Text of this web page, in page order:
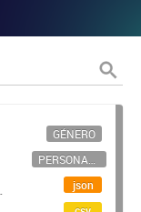
GÉNERO
PERSONAL CIENTÍFICO-TECNOLÓGICO
json